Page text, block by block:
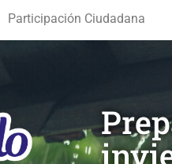
Participación Ciudadana